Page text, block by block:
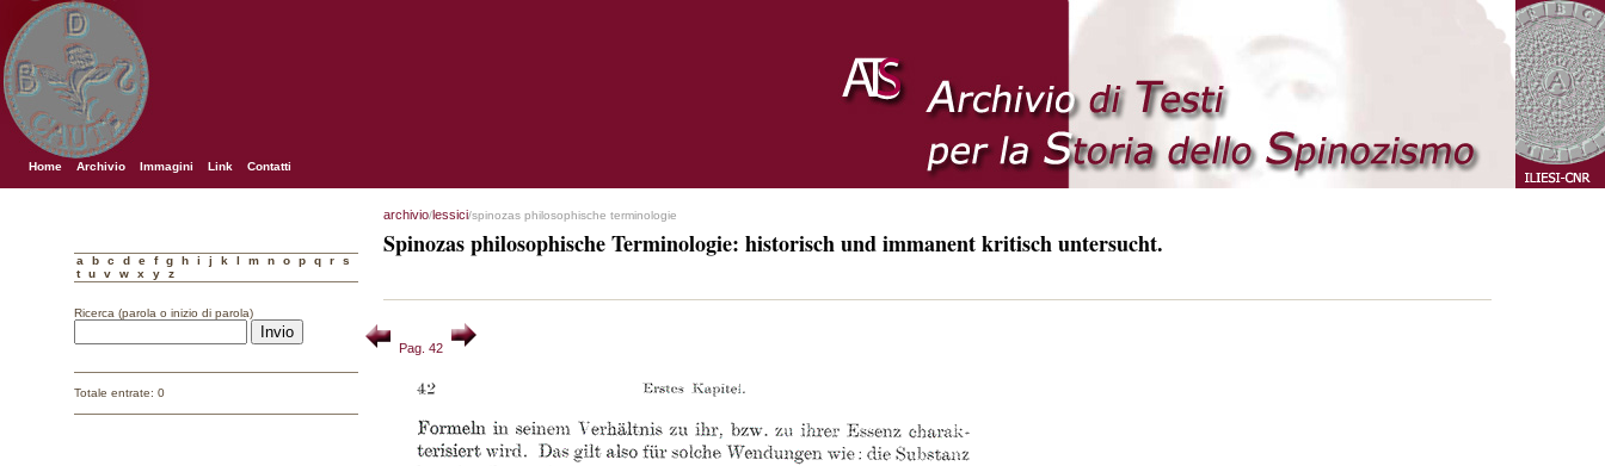
Home Archivio Immagini Link Contatti
a b c d e f g h i j k l m n o p q r
s
t
u v w x y z
Ricerca (parola o inizio di parola)
Totale entrate: 0
archivio/lessici/spinozas philosophische terminologie
Spinozas philosophische Terminologie: historisch und immanent kritisch untersucht.
Pag. 42